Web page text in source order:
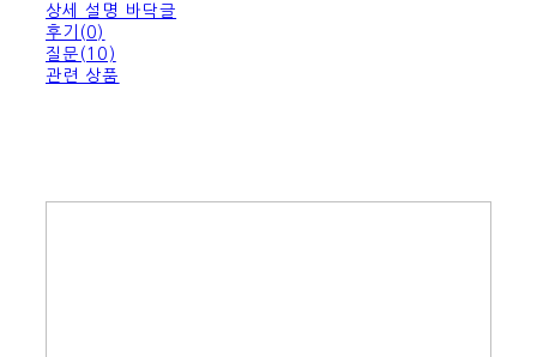
상세 설명 바닥글
후기(0)
질문(10)
관련 상품